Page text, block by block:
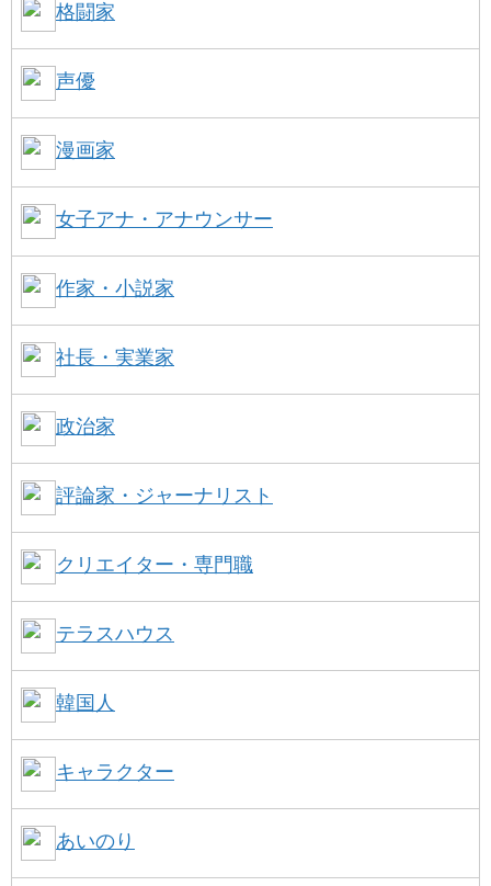
格闘家
声優
漫画家
女子アナ・アナウンサー
作家・小説家
社長・実業家
政治家
評論家・ジャーナリスト
クリエイター・専門職
テラスハウス
韓国人
キャラクター
あいのり